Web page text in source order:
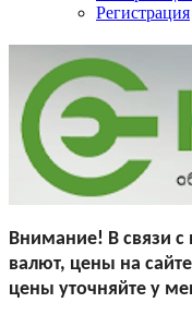
Регистрация
Внимание! В связи
валют, цены на
цены уточняйте у